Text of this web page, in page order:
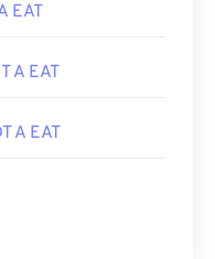
EAT
A EAT
A EAT